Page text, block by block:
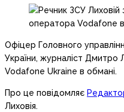
Офіцер Головного
України, журналіст Дмитро
Vodafone Ukraine в обмані.
Про це повідомляє
Лиховія.